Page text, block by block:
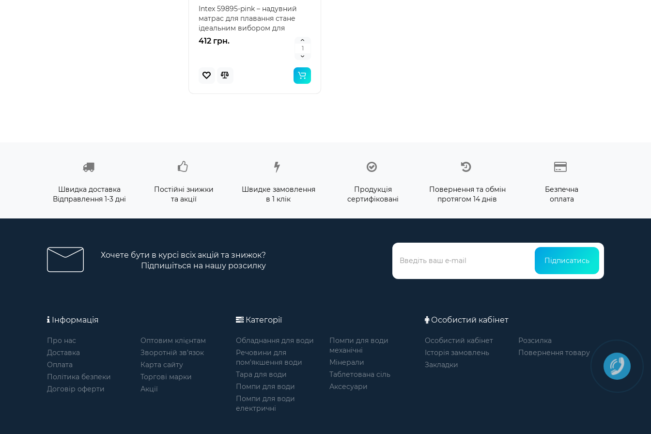
Intex 59895-pink – надувний
матрас для плавання стане
ідеальним вибором для
комфортного відпочинку б..
412 грн.
Швидка доставка
Відправлення 1-3 дні
Постійні знижки
та акції
Швидке замовлення
в 1 клік
Продукція
сертифіковані
Повернення та обмін
протягом 14 днів
Безпечна
оплата
Хочете бути в курсі всіх акцій та знижок?
Підпишіться на нашу розсилку
Підписатись
Інформація
Про нас
Доставка
Оплата
Політика безпеки
Договір оферти
Оптовим клієнтам
Зворотній зв’язок
Карта сайту
Торгові марки
Акції
Категорії
Обладнання для води
Речовини для
пом'якшення води
Тара для води
Помпи для води
Помпи для води
електричні
Помпи для води
механічні
Мінерали
Таблетована сіль
Аксесуари
Особистий кабінет
Особистий кабінет
Історія замовлень
Закладки
Розсилка
Повернення товару